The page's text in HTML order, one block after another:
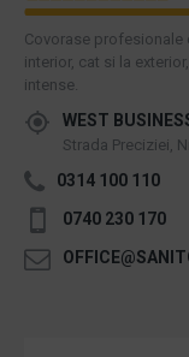
Covorase profesionale
interior, cat si la
intense.
WEST
Strada Preciziei,
0314 100 110
0740 230 170